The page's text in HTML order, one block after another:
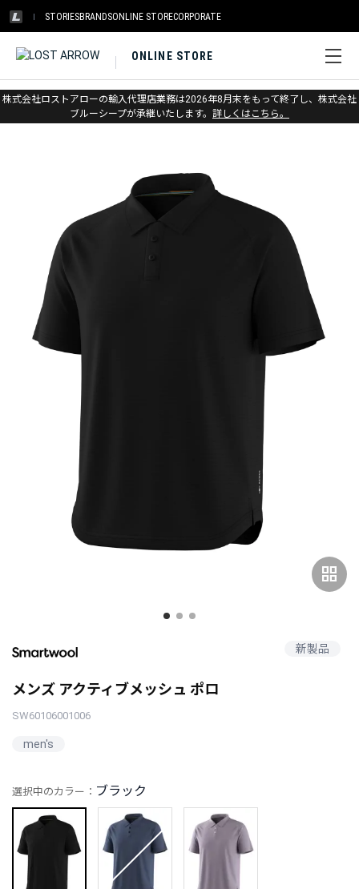
STORIESBRANDSONLINE STORECORPORATE
ONLINE STORE
株式会社ロストアローの輸入代理店業務は2026年8月末をもって終了し、株式会社
ブルーシープが承継いたします。 詳しくはこちら。
ホーム > スマートウール > アパレル > アクティブ
grid_view
新製品
メンズ アクティブメッシュ ポロ
SW60106001006
men's
選択中のカラー： ブラック